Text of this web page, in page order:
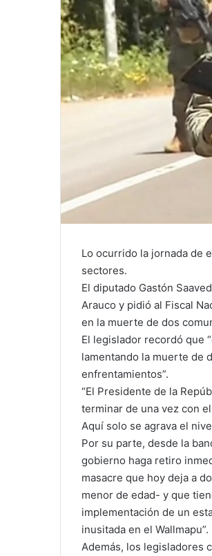
Lo ocurrido la jornada de
sectores.
El diputado Gastón
Arauco y pidió al Fiscal
en la muerte de dos
El legislador recordó que
lamentando la muerte de
enfrentamientos”.
“El Presidente de la
terminar de una vez con
Aquí solo se agrava el
Por su parte, desde la
gobierno haga retiro
masacre que hoy deja a
menor de edad- y que
implementación de un
inusitada en el Wallmapu”.
Además, los legisladores